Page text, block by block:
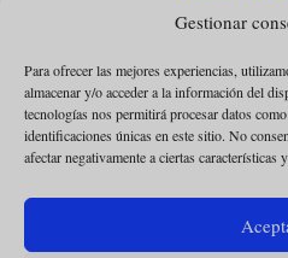
Gestionar
Para ofrecer las mejores experiencias,
almacenar y/o acceder a la información del
tecnologías nos permitirá procesar datos
identificaciones únicas en este sitio. No
afectar negativamente a ciertas características
POLÍTICA DE
USO DE